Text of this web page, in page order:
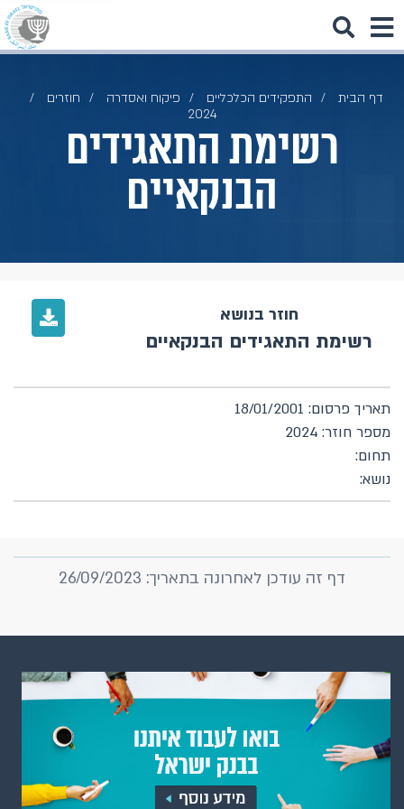
דף הבית התפקידים הכלכליים פיקוח ואסדרה
חוזרים
2024
רשימת התאגידים
הבנקאיים
חוזר בנושא
רשימת התאגידים הבנקאיים
תאריך פרסום: 18/01/2001
מספר חוזר: 2024
תחום:
נושא:
דף זה עודכן לאחרונה בתאריך: 26/09/2023